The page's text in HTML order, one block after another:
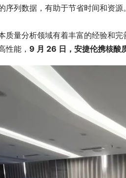
序列数据，有助于节省时间和资
质量分析领域有着丰富的经验和
性能， 9 月 26 日，安捷伦携核酸